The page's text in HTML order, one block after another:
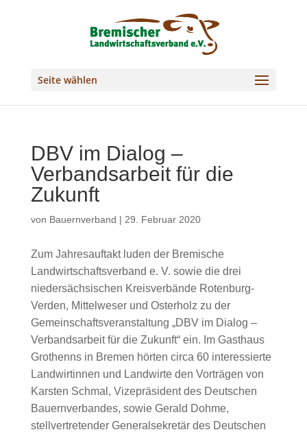
Seite wählen
DBV im Dialog –
Verbandsarbeit für die
Zukunft
von Bauernverband | 29. Februar 2020
Zum Jahresauftakt luden der Bremische
Landwirtschaftsverband e. V. sowie die drei
niedersächsischen Kreisverbände Rotenburg-
Verden, Mittelweser und Osterholz zu der
Gemeinschaftsveranstaltung „DBV im Dialog –
Verbandsarbeit für die Zukunft“ ein. Im Gasthaus
Grothenns in Bremen hörten circa 60 interessierte
Landwirtinnen und Landwirte den Vorträgen von
Karsten Schmal, Vizepräsident des Deutschen
Bauernverbandes, sowie Gerald Dohme,
stellvertretender Generalsekretär des Deutschen